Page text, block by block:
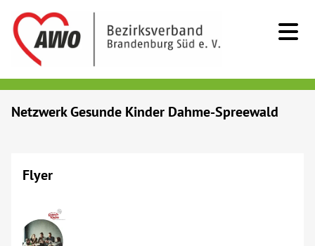
Menschen mit Behinderung
Beratung & Hilfe
Netzwerk Gesunde Kinder Dahme-Spreewald
Flyer